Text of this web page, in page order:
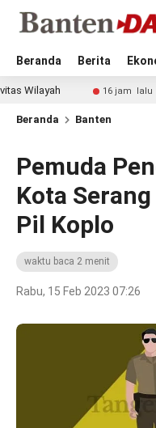
Beranda Berita
16 jam lalu John
Beranda Banten
Pemuda
Kota
Pil Koplo
waktu baca 2 menit
Rabu, 15 Feb 2023 07:26